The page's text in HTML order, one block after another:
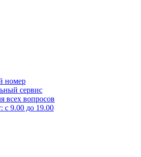
номер
сервис
всех вопросов
с 9.00 до 19.00